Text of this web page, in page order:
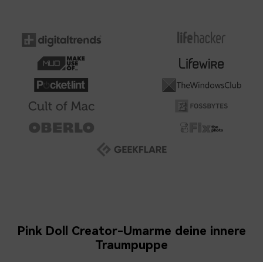
Pink Doll Creator-Umarme deine innere
Traumpuppe